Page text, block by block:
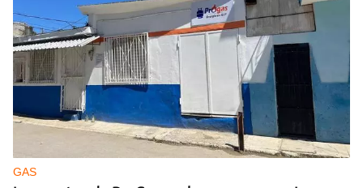
Arturo Sandoval en concierto junto a Chucho
Valdés
GAS